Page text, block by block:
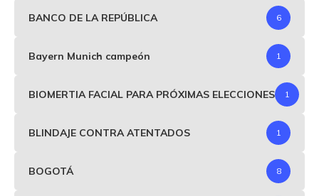
BANCO DE LA REPÚBLICA 6
Bayern Munich campeón 1
BIOMERTIA FACIAL PARA PRÓXIMAS ELECCIONES 1
BLINDAJE CONTRA ATENTADOS 1
BOGOTÁ 8